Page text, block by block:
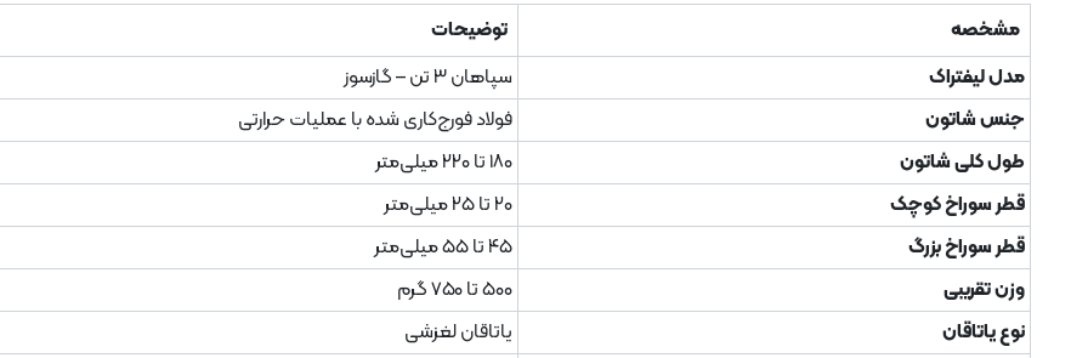
مشخصه
توضیحات
مدل لیفتراک
سپاهان ۳ تن – گازسوز
جنس شاتون
فولاد فورج‌کاری شده با عملیات حرارتی
طول کلی شاتون
۱۸۰ تا ۲۲۰ میلی‌متر
قطر سوراخ کوچک
۲۰ تا ۲۵ میلی‌متر
قطر سوراخ بزرگ
۴۵ تا ۵۵ میلی‌متر
وزن تقریبی
۵۰۰ تا ۷۵۰ گرم
نوع یاتاقان
یاتاقان لغزشی